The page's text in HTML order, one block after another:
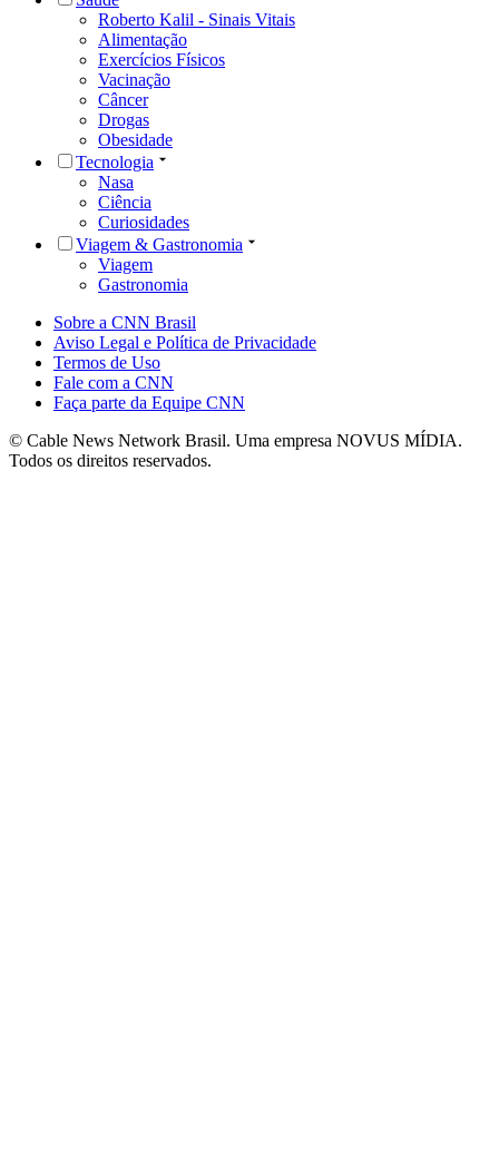
Roberto Kalil - Sinais Vitais
Alimentação
Exercícios Físicos
Vacinação
Câncer
Drogas
Obesidade
Tecnologia
Nasa
Ciência
Curiosidades
Viagem & Gastronomia
Viagem
Gastronomia
Sobre a CNN Brasil
Aviso Legal e Política de Privacidade
Termos de Uso
Fale com a CNN
Faça parte da Equipe CNN
© Cable News Network Brasil. Uma empresa NOVUS MÍDIA.
Todos os direitos reservados.